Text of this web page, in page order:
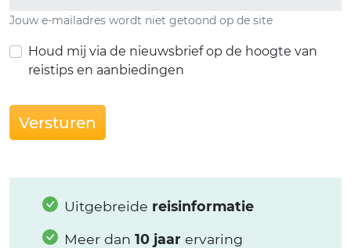
Jouw e-mailadres wordt niet getoond op de site
Houd mij via de nieuwsbrief op de hoogte van
reistips en aanbiedingen
Versturen
Uitgebreide reisinformatie
Meer dan 10 jaar ervaring